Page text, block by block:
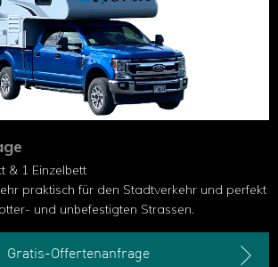
& 1 Einzelbett
praktisch für den Stadtverkehr und perfekt
und unbefestigten Strassen.
Gratis-Offertenanfrage